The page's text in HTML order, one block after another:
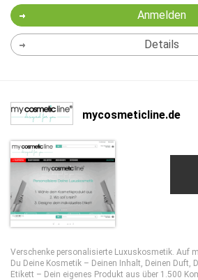
Anmelden
Details
mycosmeticline.de
Verschenke personalisierte Luxuskosmetik. Auf
Du Deine Kosmetik – Deinen Inhalt, Deinen Duft,
Etikett – Dein eigenes Produkt aus über 1.500